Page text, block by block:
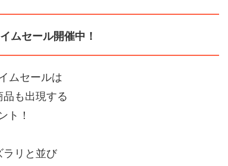
ムセール開催中！
ムセールは
も出現する
ト！
ラリと並び